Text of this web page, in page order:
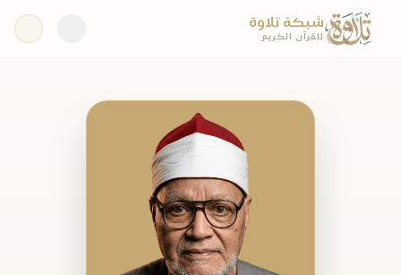
شبكة تلاوة
للقرآن الكريم